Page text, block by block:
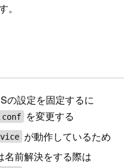
の設定を固定するに
を変更する
が動作しているため
名前解決をする際は